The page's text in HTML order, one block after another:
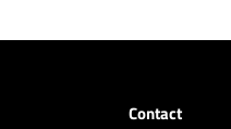
Contact